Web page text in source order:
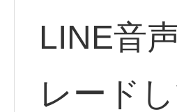
LINE音
レード